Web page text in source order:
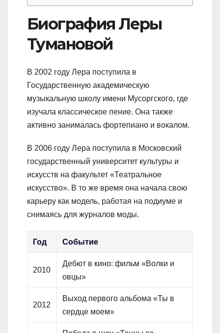
Биография Леры
Тумановой
В 2002 году Лера поступила в
Государственную академическую
музыкальную школу имени Мусоргского, где
изучала классическое пение. Она также
активно занималась фортепиано и вокалом.
В 2006 году Лера поступила в Московский
государственный университет культуры и
искусств на факультет «Театральное
искусство». В то же время она начала свою
карьеру как модель, работая на подиуме и
снимаясь для журналов моды.
Год Событие
2010
Дебют в кино: фильм «Волки и
овцы»
2012
Выход первого альбома «Ты в
сердце моем»